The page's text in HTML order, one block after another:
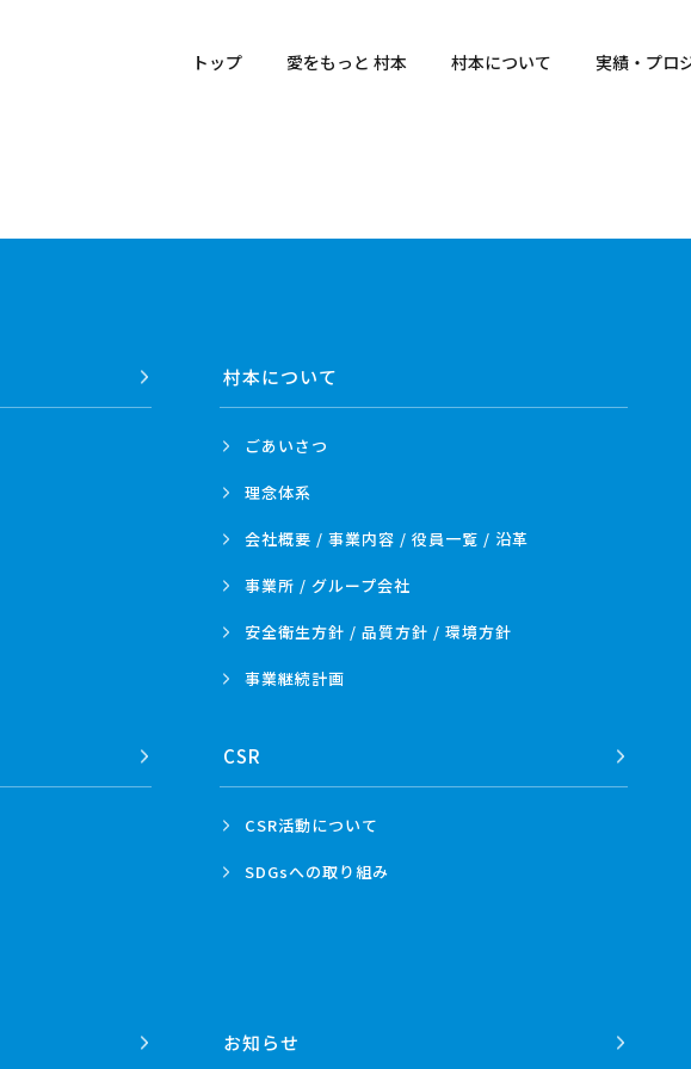
トップ 愛をもっと 村本 村本について 実績・プロ
村本について
ごあいさつ
理念体系
会社概要 / 事業内容 / 役員一覧 / 沿革
事業所 / グループ会社
安全衛生方針 / 品質方針 / 環境方針
事業継続計画
CSR
CSR活動について
SDGsへの取り組み
お知らせ